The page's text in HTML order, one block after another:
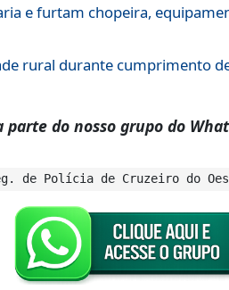
e furtam chopeira,
rural durante cumprimento
parte do nosso grupo do
de Polícia de Cruzeiro do